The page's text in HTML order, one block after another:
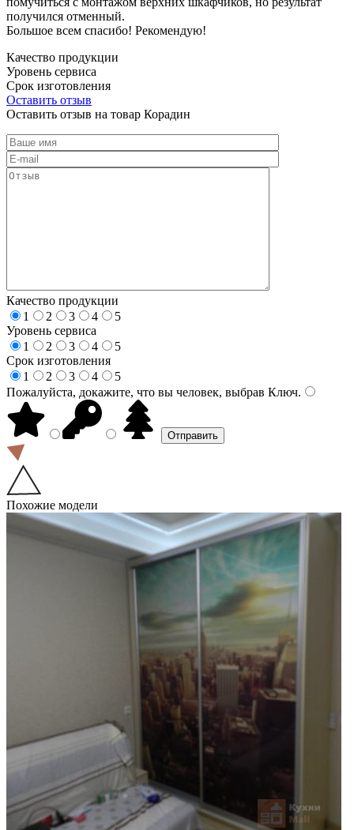
получился отменный.
Большое всем спасибо! Рекомендую!
Качество продукции
Уровень сервиса
Срок изготовления
Оставить отзыв
Оставить отзыв на товар Корадин
Качество продукции
1
2 3 4
5
Уровень сервиса
1
2 3 4
5
Срок изготовления
1
2 3 4
5
Пожалуйста, докажите, что вы человек, выбрав Ключ.
Похожие модели